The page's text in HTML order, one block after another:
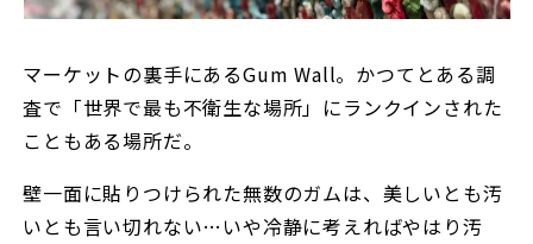
マーケットの裏手にあるGum Wall。かつてとある調
査で「世界で最も不衛生な場所」にランクインされた
こともある場所だ。
壁一面に貼りつけられた無数のガムは、美しいとも汚
いとも言い切れない…いや冷静に考えればやはり汚